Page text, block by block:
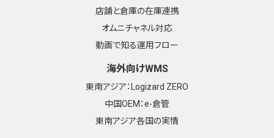
店舗と倉庫の在庫連携
オムニチャネル対応
動画で知る運用フロー
海外向けWMS
東南アジア：Logizard ZERO
中国OEM：e-倉管
東南アジア各国の実情